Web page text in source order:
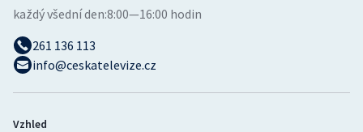
každý všední den:8:00—16:00 hodin
261 136 113
info@ceskatelevize.cz
Vzhled